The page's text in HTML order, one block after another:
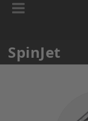
SpinJet